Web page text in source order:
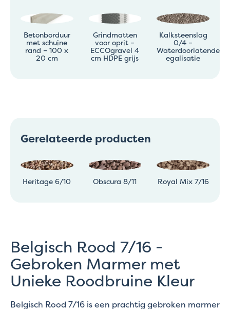
Betonborduur
met schuine
rand – 100 x
20 cm
Grindmatten
voor oprit –
ECCOgravel 4
cm HDPE grijs
Kalksteenslag
0/4 –
Waterdoorlatende
egalisatie
Gerelateerde producten
Heritage 6/10 Obscura 8/11 Royal Mix 7/16
Belgisch Rood 7/16 -
Gebroken Marmer met
Unieke Roodbruine Kleur
Belgisch Rood 7/16 is een prachtig gebroken marmer